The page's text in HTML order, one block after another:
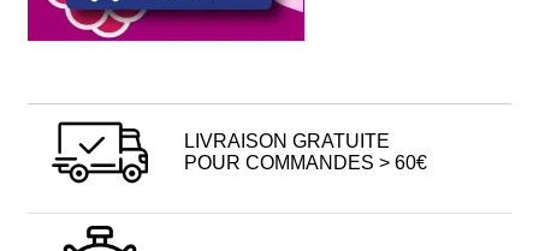
LIVRAISON GRATUITE
POUR COMMANDES > 60€